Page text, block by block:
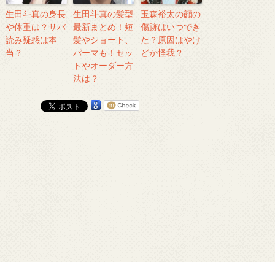
生田斗真の身長
や体重は？サバ
読み疑惑は本
当？
生田斗真の髪型
最新まとめ！短
髪やショート、
パーマも！セッ
トやオーダー方
法は？
玉森裕太の顔の
傷跡はいつでき
た？原因はやけ
どか怪我？